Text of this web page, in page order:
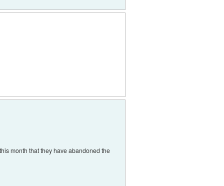
month that they have abandoned the